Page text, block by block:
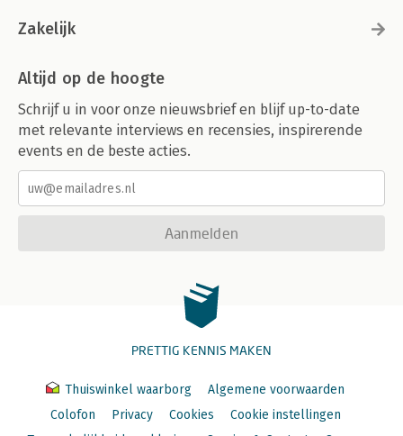
Zakelijk
Altijd op de hoogte
Schrijf u in voor onze nieuwsbrief en blijf up-to-date
met relevante interviews en recensies, inspirerende
events en de beste acties.
Aanmelden
PRETTIG KENNIS MAKEN
Thuiswinkel waarborg
Algemene voorwaarden
Colofon
Privacy Cookies
Cookie instellingen